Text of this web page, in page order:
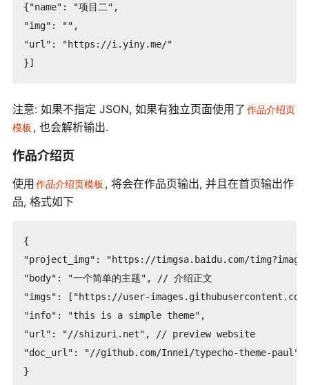
{"name": "项目二",
"img": "",
"url": "https://i.yiny.me/"
}]
注意: 如果不指定 JSON, 如果有独立页面使用了 作品介绍页
模板 , 也会解析输出.
作品介绍页
使用 作品介绍页模板 , 将会在作品页输出, 并且在首页输出作
品, 格式如下
{
"project_img": "https://timgsa.baidu.com/
"body": "一个简单的主题", // 介绍正文
"imgs": ["https://user-images.githubusercontent.com/
"info": "this is a simple theme",
"url": "//shizuri.net", // preview website
"doc_url": "//github.com/Innei/typecho-theme-paul"
}